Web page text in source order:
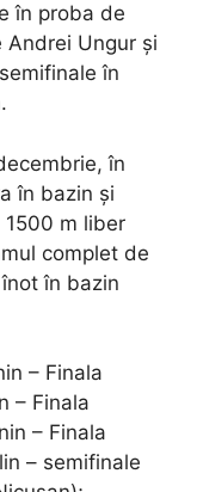
în proba de
Ungur şi
în
în
în bazin și
m liber
complet de
în bazin
– Finala
– Finala
– Finala
– semifinale